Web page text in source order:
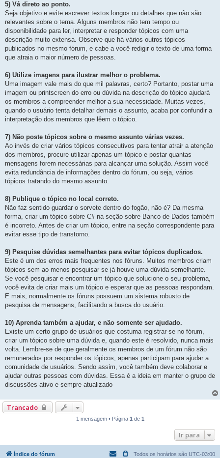
5) Vá direto ao ponto.
Seja objetivo e evite escrever textos longos ou detalhes que não são
relevantes sobre o tema. Alguns membros não tem tempo ou
disponibilidade para ler, interpretar e responder tópicos com uma
descrição muito extensa. Observe que há vários outros tópicos
publicados no mesmo fórum, e cabe a você redigir o texto de uma forma
que atraia o maior número de pessoas.
6) Utilize imagens para ilustrar melhor o problema.
Uma imagem vale mais do que mil palavras, certo? Portanto, postar uma
imagem ou printscreen do erro ou dúvida na descrição do tópico ajudará
os membros a compreender melhor a sua necessidade. Muitas vezes,
quando o usuário tenta detalhar demais o assunto, acaba por confundir a
interpretação dos membros que lêem o tópico.
7) Não poste tópicos sobre o mesmo assunto várias vezes.
Ao invés de criar vários tópicos consecutivos para tentar atrair a atenção
dos membros, procure utilizar apenas um tópico e postar quantas
mensagens forem necessárias para alcançar uma solução. Assim você
evita redundância de informações dentro do fórum, ou seja, vários
tópicos tratando do mesmo assunto.
8) Publique o tópico no local correto.
Não faz sentido guardar o sorvete dentro do fogão, não é? Da mesma
forma, criar um tópico sobre C# na seção sobre Banco de Dados também
é incorreto. Antes de criar um tópico, entre na seção correspondente para
evitar esse tipo de transtorno.
9) Pesquise dúvidas semelhantes para evitar tópicos duplicados.
Este é um dos erros mais frequentes nos fóruns. Muitos membros criam
tópicos sem ao menos pesquisar se já houve uma dúvida semelhante.
Se você pesquisar e encontrar um tópico que solucione o seu problema,
você evita de criar mais um tópico e esperar que as pessoas respondam.
E mais, normalmente os fóruns possuem um sistema robusto de
pesquisa de mensagens, facilitando a busca do usuário.
10) Aprenda também a ajudar, e não somente ser ajudado.
Existe um certo grupo de usuários que costuma registrar-se no fórum,
criar um tópico sobre uma dúvida e, quando este é resolvido, nunca mais
volta. Lembre-se de que geralmente os membros de um fórum não são
remunerados por responder os tópicos, apenas participam para ajudar a
comunidade de usuários. Sendo assim, você também deve colaborar e
ajudar outras pessoas com dúvidas. Essa é a ideia em manter o grupo de
discussões ativo e sempre atualizado
Trancado
1 mensagem • Página 1 de 1
Ir para
Índice do fórum Todos os horários são UTC-03:00